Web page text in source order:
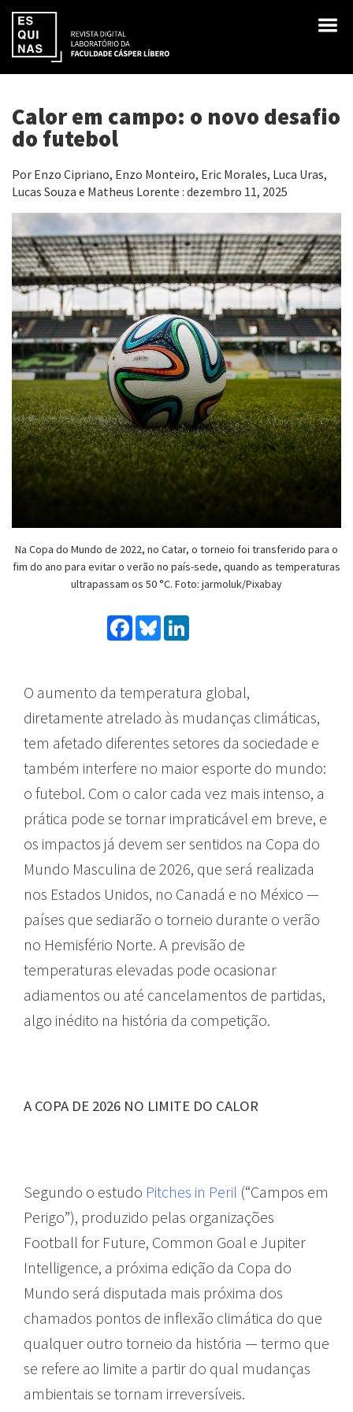
Calor em campo: o novo desafio
do futebol
Por Enzo Cipriano, Enzo Monteiro, Eric Morales, Luca Uras,
Lucas Souza e Matheus Lorente : dezembro 11, 2025
Na Copa do Mundo de 2022, no Catar, o torneio foi transferido para o
fim do ano para evitar o verão no país-sede, quando as temperaturas
ultrapassam os 50 °C. Foto: jarmoluk/Pixabay
Facebook
Bluesky
O aumento da temperatura global,
diretamente atrelado às mudanças climáticas,
tem afetado diferentes setores da sociedade e
também interfere no maior esporte do mundo:
o futebol. Com o calor cada vez mais intenso, a
prática pode se tornar impraticável em breve, e
os impactos já devem ser sentidos na Copa do
Mundo Masculina de 2026, que será realizada
nos Estados Unidos, no Canadá e no México —
países que sediarão o torneio durante o verão
no Hemisfério Norte. A previsão de
temperaturas elevadas pode ocasionar
adiamentos ou até cancelamentos de partidas,
algo inédito na história da competição.
A COPA DE 2026 NO LIMITE DO CALOR
Segundo o estudo Pitches in Peril (“Campos em
Perigo”), produzido pelas organizações
Football for Future, Common Goal e Jupiter
Intelligence, a próxima edição da Copa do
Mundo será disputada mais próxima dos
chamados pontos de inflexão climática do que
qualquer outro torneio da história — termo que
se refere ao limite a partir do qual mudanças
ambientais se tornam irreversíveis.